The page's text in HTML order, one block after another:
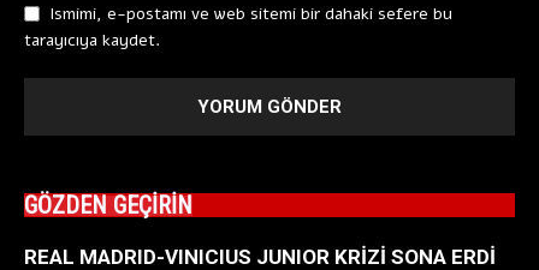
Ismimi, e-postamı ve web sitemi bir dahaki sefere bu
tarayıcıya kaydet.
GÖZDEN GEÇİRİN
REAL MADRID-VINICIUS JUNIOR KRİZİ SONA ERDİ